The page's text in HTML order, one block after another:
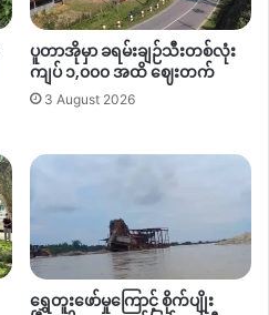
ပူတာအိုမှာ ခရမ်းချဉ်သီးတစ်လုံး
ကျပ် ၁,၀၀၀ အထိ ဈေးတက်
3 August 2026
ရွှေတူးဖော်မှုကြောင့် စိုက်ပျိုး